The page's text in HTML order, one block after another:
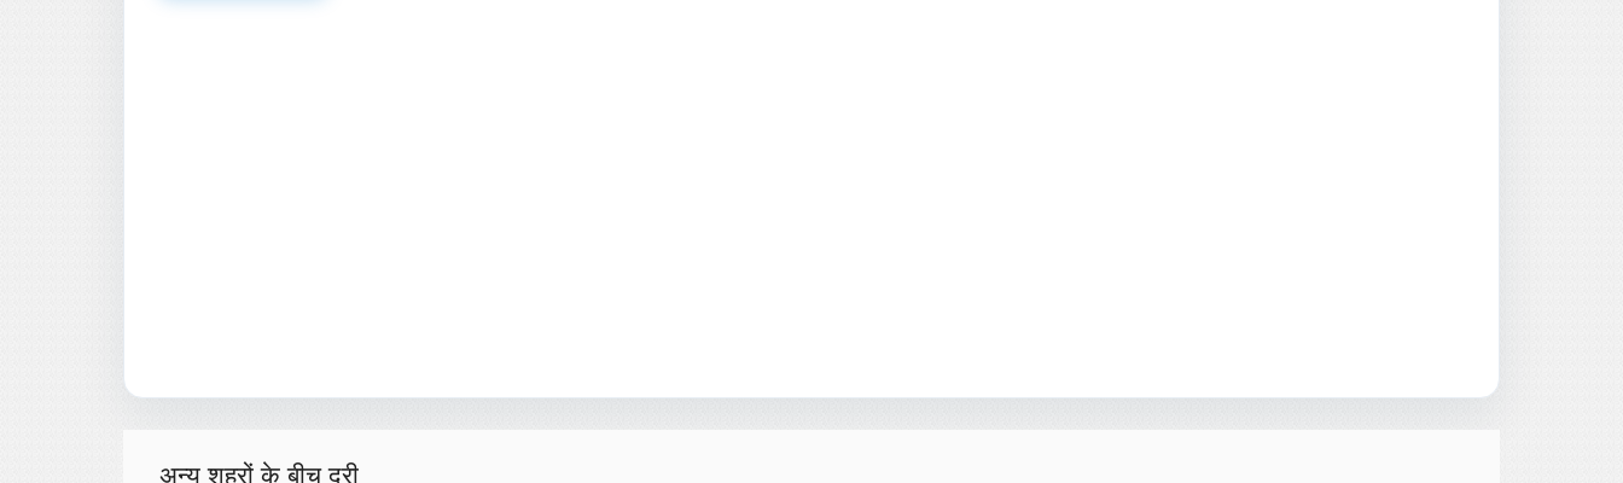
अन्य शहरों के बीच दूरी